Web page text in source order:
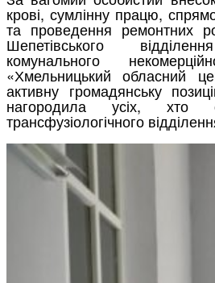
крові, сумлінну працю,
та проведення ремонтних
Шепетівського
комунального
«Хмельницький обласний
активну громадянську
нагородила усіх, хто
трансфузіологічного